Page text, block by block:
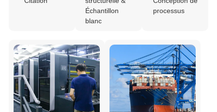
Échantillon
blanc
processus